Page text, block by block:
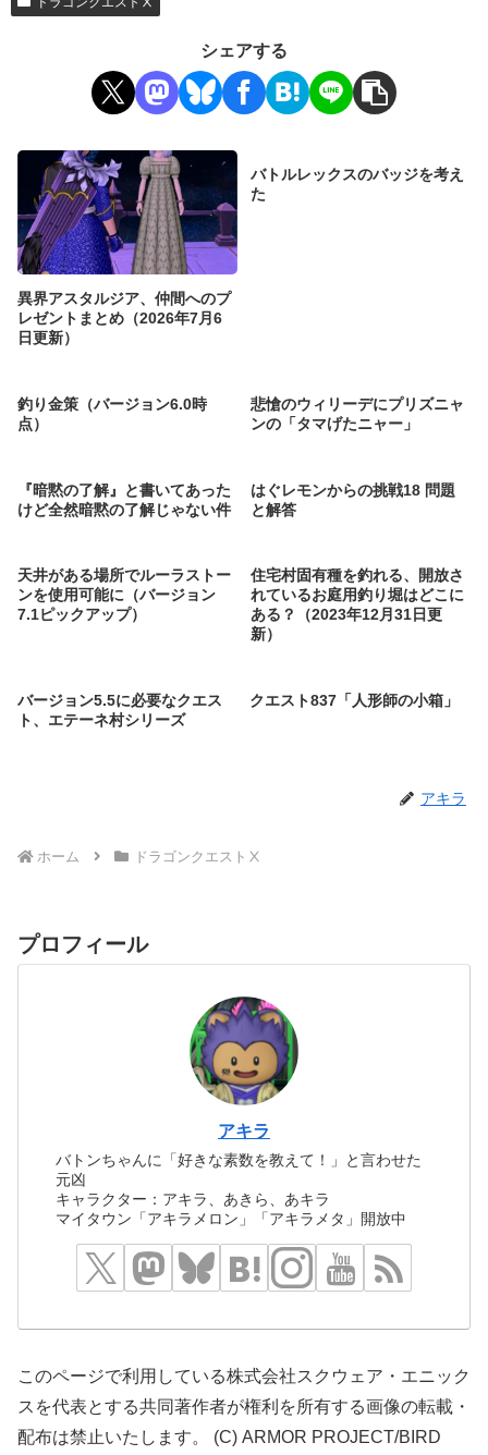
シェアする
異界アスタルジア、仲間へのプ
レゼントまとめ（2026年7月6
日更新）
バトルレックスのバッジを考え
た
釣り金策（バージョン6.0時
点）
悲愴のウィリーデにプリズニャ
ンの「タマげたニャー」
『暗黙の了解』と書いてあった
けど全然暗黙の了解じゃない件
はぐレモンからの挑戦18 問題
と解答
天井がある場所でルーラストー
ンを使用可能に（バージョン
7.1ピックアップ）
住宅村固有種を釣れる、開放さ
れているお庭用釣り堀はどこに
ある？（2023年12月31日更
新）
バージョン5.5に必要なクエス
ト、エテーネ村シリーズ
クエスト837「人形師の小箱」
アキラ
ホーム ドラゴンクエストⅩ
プロフィール
アキラ
バトンちゃんに「好きな素数を教えて！」と言わせた
元凶
キャラクター：アキラ、あきら、あキラ
マイタウン「アキラメロン」「アキラメタ」開放中
このページで利用している株式会社スクウェア・エニック
スを代表とする共同著作者が権利を所有する画像の転載・
配布は禁止いたします。 (C) ARMOR PROJECT/BIRD